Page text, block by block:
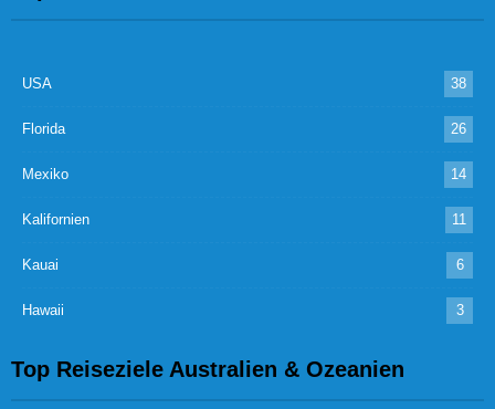
USA 38
Florida 26
Mexiko 14
Kalifornien 11
Kauai 6
Hawaii 3
Top Reiseziele Australien & Ozeanien